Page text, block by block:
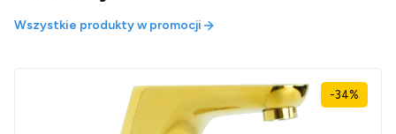
Wszystkie produkty w promocji
-34%